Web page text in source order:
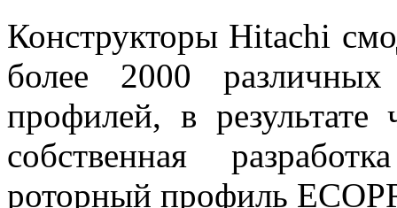
Конструкторы Hitachi
более 2000
профилей, в результате
собственная
роторный профиль